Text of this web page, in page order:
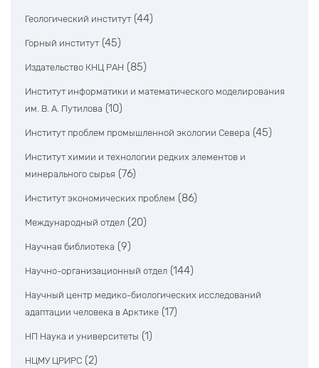
Геологический институт (44)
Горный институт (45)
Издательство КНЦ РАН (85)
Институт информатики и математического моделирования
им. В. А. Путилова (10)
Институт проблем промышленной экологии Севера (45)
Институт химии и технологии редких элементов и
минерального сырья (76)
Институт экономических проблем (86)
Международный отдел (20)
Научная библиотека (9)
Научно-организационный отдел (144)
Научный центр медико-биологических исследований
адаптации человека в Арктике (17)
НП Наука и университеты (1)
НЦМУ ЦРИРС (2)